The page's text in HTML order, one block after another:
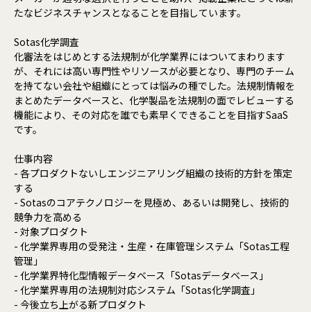
たなビジネスチャンスとなることを目指しています。
Sotas化学調査
化審法をはじめとする法規制が化学業界にはついてまわります
が、それには高い専門性やリソースが必要となり、専門のチーム
を持てない会社や組織にとっては悩みの種でした。法規制情報を
まとめたデータベースと、化学製品を法規制の面でレビューする
機能により、その対応を誰でも素早くできることを目指すSaaS
です。
仕事内容
- 各プロダクトないしエンジニアリング組織の技術的方針を策定
する
- Sotasのコアテクノロジーを見極め、あるいは開発し、技術的
競争力を高める
- 対象プロダクト
- 化学業界専用の受発注・生産・在庫管理システム「Sotas工程
管理」
- 化学業界特化型情報データベース「Sotasデータベース」
- 化学業界専用の法規制対応システム「Sotas化学調査」
- 今後立ち上がる新プロダクト